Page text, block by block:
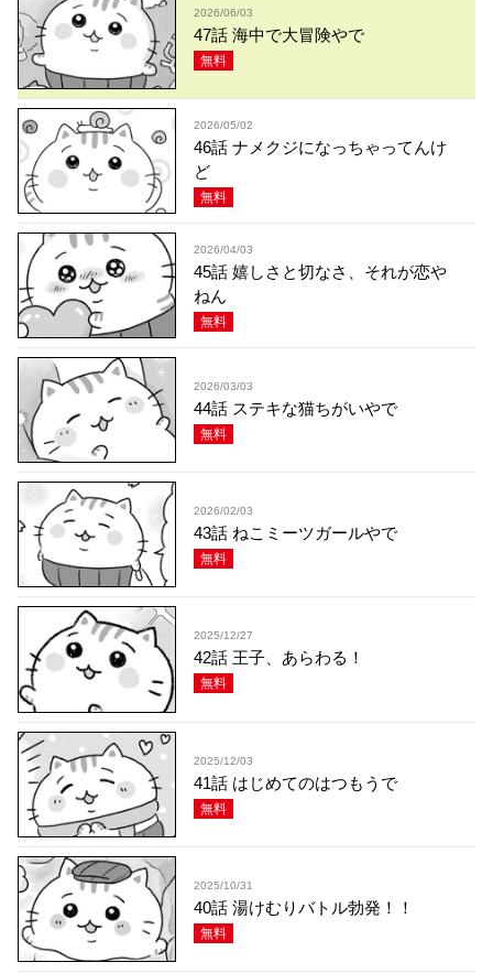
2026/06/03
47話 海中で大冒険やで
無料
2026/05/02
46話 ナメクジになっちゃってんけ
ど
無料
2026/04/03
45話 嬉しさと切なさ、それが恋や
ねん
無料
2026/03/03
44話 ステキな猫ちがいやで
無料
2026/02/03
43話 ねこミーツガールやで
無料
2025/12/27
42話 王子、あらわる！
無料
2025/12/03
41話 はじめてのはつもうで
無料
2025/10/31
40話 湯けむりバトル勃発！！
無料